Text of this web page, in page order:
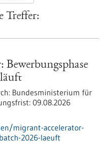
Treffer:
Bundesministerium für
09.08.2026
migrant-accelerator-
2026-laeuft